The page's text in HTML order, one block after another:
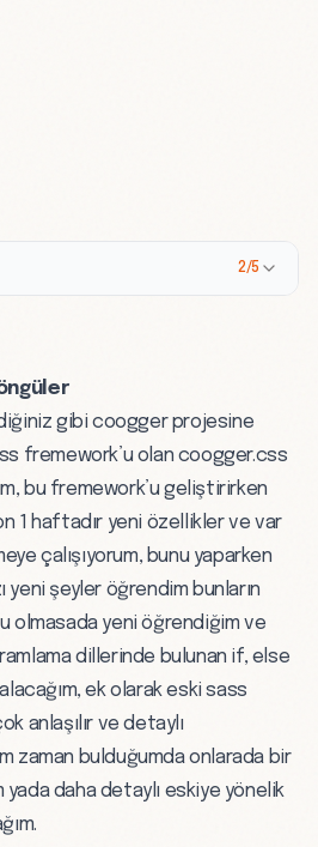
2/5
gibi coogger projesine
fremework’u olan coogger.css
bu fremework’u geliştirirken
1 haftadır yeni özellikler ve var
çalışıyorum, bunu yaparken
yeni şeyler öğrendim bunların
olmasada yeni öğrendiğim ve
dillerinde bulunan if, else
ek olarak eski sass
anlaşılır ve detaylı
zaman bulduğumda onlarada bir
daha detaylı eskiye yönelik